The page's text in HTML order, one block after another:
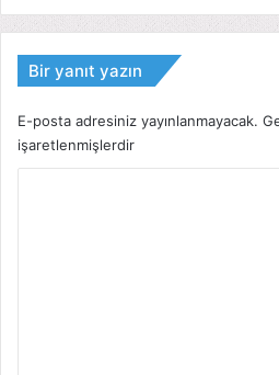
Bir yanıt yazın
E-posta adresiniz yayınlanmayacak.
işaretlenmişlerdir